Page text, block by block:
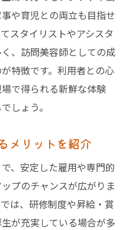
や育児との両立も目指せ
スタイリストやアシスタ
、訪問美容師としての成
特徴です。利用者との心
で得られる新鮮な体験
しょう。
メリットを紹介
、安定した雇用や専門的
プのチャンスが広がりま
は、研修制度や昇給・賞
が充実している場合が多